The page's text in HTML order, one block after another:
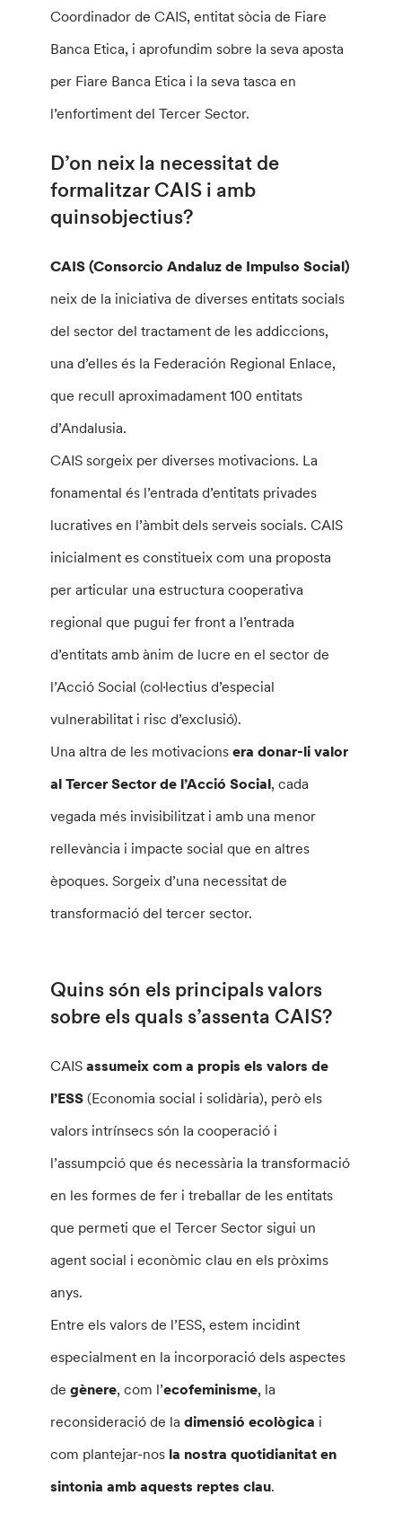
Coordinador de CAIS, entitat sòcia de Fiare
Banca Etica, i aprofundim sobre la seva aposta
per Fiare Banca Etica i la seva tasca en
l’enfortiment del Tercer Sector.
D’on neix la necessitat de
formalitzar CAIS i amb
quinsobjectius?
CAIS (Consorcio Andaluz de Impulso Social)
neix de la iniciativa de diverses entitats socials
del sector del tractament de les addiccions,
una d’elles és la Federación Regional Enlace,
que recull aproximadament 100 entitats
d’Andalusia.
CAIS sorgeix per diverses motivacions. La
fonamental és l’entrada d’entitats privades
lucratives en l’àmbit dels serveis socials. CAIS
inicialment es constitueix com una proposta
per articular una estructura cooperativa
regional que pugui fer front a l’entrada
d’entitats amb ànim de lucre en el sector de
l’Acció Social (col·lectius d’especial
vulnerabilitat i risc d’exclusió).
Una altra de les motivacionsera donar-li valor
al Tercer Sector de l’Acció Social, cada
vegada més invisibilitzat i amb una menor
rellevància i impacte social que en altres
èpoques. Sorgeix d’una necessitat de
transformació del tercer sector.
Quins són els principals valors
sobre els quals s’assenta CAIS?
CAISassumeix com a propis els valors de
l’ESS (Economia social i solidària), però els
valors intrínsecs són la cooperació i
l’assumpció que és necessària la transformació
en les formes de fer i treballar de les entitats
que permeti que el Tercer Sector sigui un
agent social i econòmic clau en els pròxims
anys.
Entre els valors de l’ESS, estem incidint
especialment en la incorporació dels aspectes
degènere, com l’ecofeminisme, la
reconsideració de ladimensió ecològica i
com plantejar-nos la nostra quotidianitat en
sintonia amb aquests reptes clau.